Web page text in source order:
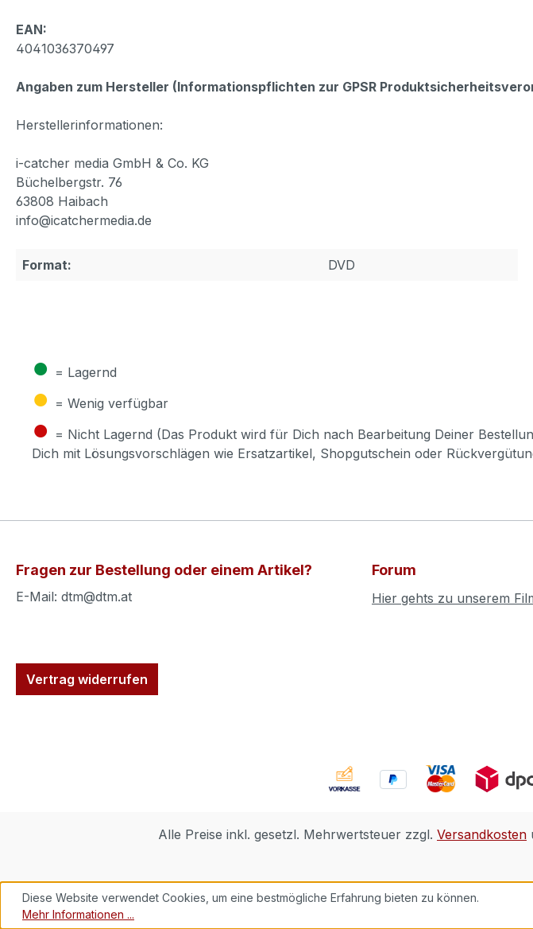
EAN:
4041036370497
Angaben zum Hersteller (Informationspflichten zur GPSR
Herstellerinformationen:
i-catcher media GmbH & Co. KG
Büchelbergstr. 76
63808 Haibach
info@icatchermedia.de
Format: DVD
● = Lagernd
● = Wenig verfügbar
● = Nicht Lagernd (Das Produkt wird für Dich nach Bearbeitung Deiner
Dich mit Lösungsvorschlägen wie Ersatzartikel, Shopgutschein oder
Fragen zur Bestellung oder einem Artikel?
E-Mail: dtm@dtm.at
Vertrag widerrufen
Forum
Hier gehts zu unserem
Alle Preise inkl. gesetzl. Mehrwertsteuer zzgl. Versandkosten
Diese Website verwendet Cookies, um eine bestmögliche Erfahrung bieten zu können.
Mehr Informationen ...